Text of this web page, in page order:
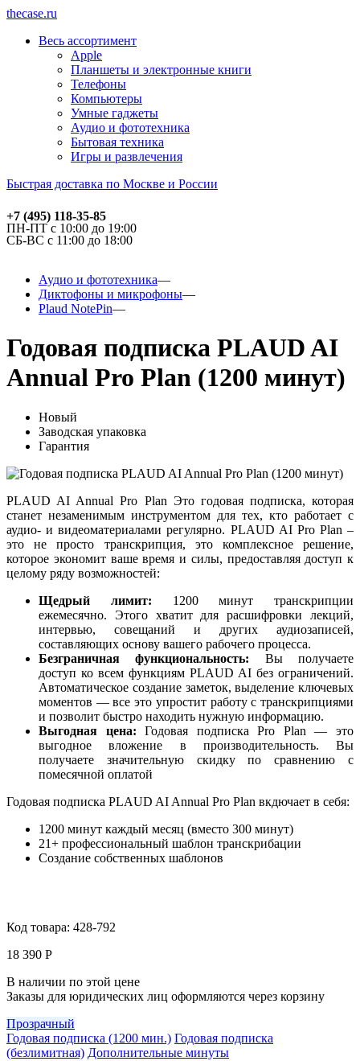
thecase.ru
Весь ассортимент
Apple
Планшеты и электронные книги
Телефоны
Компьютеры
Умные гаджеты
Аудио и фототехника
Бытовая техника
Игры и развлечения
Быстрая доставка по Москве и России
+7 (495) 118-35-85
ПН-ПТ с 10:00 до 19:00
СБ-ВС с 11:00 до 18:00
Аудио и фототехника
Диктофоны и микрофоны
Plaud NotePin
Годовая подписка PLAUD AI
Annual Pro Plan (1200 минут)
Новый
Заводская упаковка
Гарантия
PLAUD AI Annual Pro Plan Это годовая подписка, которая
станет незаменимым инструментом для тех, кто работает с
аудио- и видеоматериалами регулярно. PLAUD AI Pro Plan –
это не просто транскрипция, это комплексное решение,
которое экономит ваше время и силы, предоставляя доступ к
целому ряду возможностей:
Щедрый лимит: 1200 минут транскрипции
ежемесячно. Этого хватит для расшифровки лекций,
интервью, совещаний и других аудиозаписей,
составляющих основу вашего рабочего процесса.
Безграничная функциональность: Вы получаете
доступ ко всем функциям PLAUD AI без ограничений.
Автоматическое создание заметок, выделение ключевых
моментов — все это упростит работу с транскрипциями
и позволит быстро находить нужную информацию.
Выгодная цена: Годовая подписка Pro Plan — это
выгодное вложение в производительность. Вы
получаете значительную скидку по сравнению с
помесячной оплатой
Годовая подписка PLAUD AI Annual Pro Plan вкдючает в себя:
1200 минут каждый месяц (вместо 300 минут)
21+ профессиональный шаблон транскрибации
Создание собственных шаблонов
Код товара: 428-792
18 390 Р
В наличии по этой цене
Заказы для юридических лиц оформляются через корзину
Прозрачный
Годовая подписка (1200 мин.) Годовая подписка
(безлимитная) Дополнительные минуты